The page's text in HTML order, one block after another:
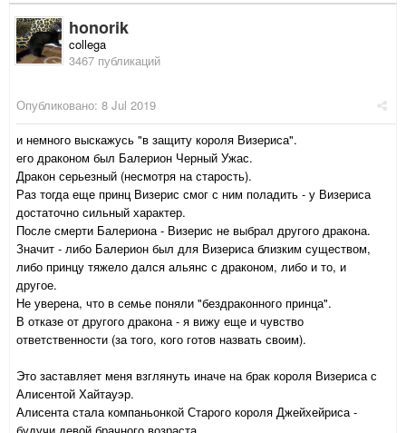
honorik
collega
3467 публикаций
Опубликовано: 8 Jul 2019
и немного выскажусь "в защиту короля Визериса".
его драконом был Балерион Черный Ужас.
Дракон серьезный (несмотря на старость).
Раз тогда еще принц Визерис смог с ним поладить - у Визериса
достаточно сильный характер.
После смерти Балериона - Визерис не выбрал другого дракона.
Значит - либо Балерион был для Визериса близким существом,
либо принцу тяжело дался альянс с драконом, либо и то, и
другое.
Не уверена, что в семье поняли "бездраконного принца".
В отказе от другого дракона - я вижу еще и чувство
ответственности (за того, кого готов назвать своим).
Это заставляет меня взглянуть иначе на брак короля Визериса с
Алисентой Хайтауэр.
Алисента стала компаньонкой Старого короля Джейхейриса -